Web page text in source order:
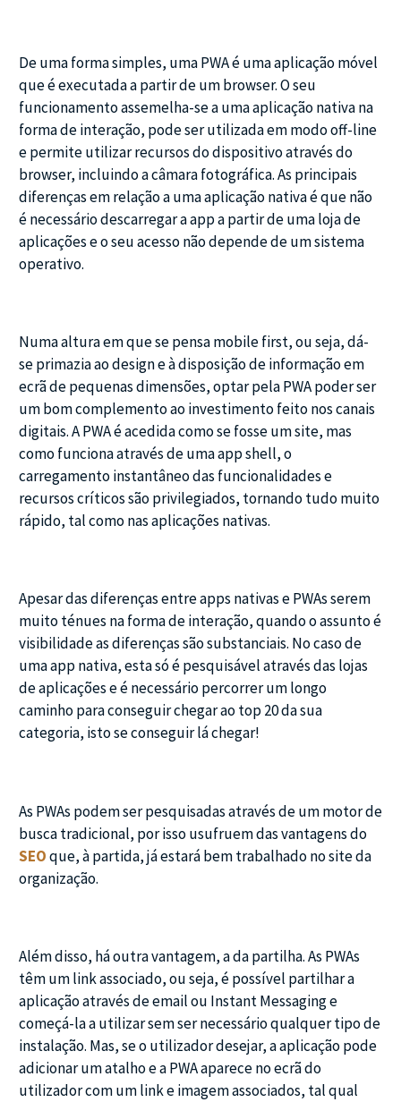
De uma forma simples, uma PWA é uma aplicação móvel
que é executada a partir de um browser. O seu
funcionamento assemelha-se a uma aplicação nativa na
forma de interação, pode ser utilizada em modo off-line
e permite utilizar recursos do dispositivo através do
browser, incluindo a câmara fotográfica. As principais
diferenças em relação a uma aplicação nativa é que não
é necessário descarregar a app a partir de uma loja de
aplicações e o seu acesso não depende de um sistema
operativo.
Numa altura em que se pensa mobile first, ou seja, dá-
se primazia ao design e à disposição de informação em
ecrã de pequenas dimensões, optar pela PWA poder ser
um bom complemento ao investimento feito nos canais
digitais. A PWA é acedida como se fosse um site, mas
como funciona através de uma app shell, o
carregamento instantâneo das funcionalidades e
recursos críticos são privilegiados, tornando tudo muito
rápido, tal como nas aplicações nativas.
Apesar das diferenças entre apps nativas e PWAs serem
muito ténues na forma de interação, quando o assunto é
visibilidade as diferenças são substanciais. No caso de
uma app nativa, esta só é pesquisável através das lojas
de aplicações e é necessário percorrer um longo
caminho para conseguir chegar ao top 20 da sua
categoria, isto se conseguir lá chegar!
As PWAs podem ser pesquisadas através de um motor de
busca tradicional, por isso usufruem das vantagens do
SEOque, à partida, já estará bem trabalhado no site da
organização.
Além disso, há outra vantagem, a da partilha. As PWAs
têm um link associado, ou seja, é possível partilhar a
aplicação através de email ou Instant Messaging e
começá-la a utilizar sem ser necessário qualquer tipo de
instalação. Mas, se o utilizador desejar, a aplicação pode
adicionar um atalho e a PWA aparece no ecrã do
utilizador com um link e imagem associados, tal qual